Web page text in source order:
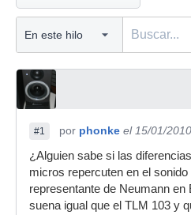
#1 por phonke el 15/01/2010
¿Alguien sabe si las
micros repercuten en el sonido
representante de Neumann en
suena igual que el TLM 103 y